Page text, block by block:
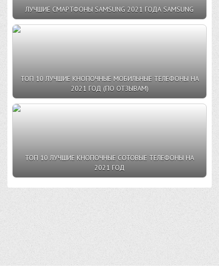
ЛУЧШИЕ СМАРТФОНЫ SAMSUNG 2021 ГОДА SAMSUNG
ТОП 10 ЛУЧШИЕ КНОПОЧНЫЕ МОБИЛЬНЫЕ ТЕЛЕФОНЫ НА
2021 ГОД (ПО ОТЗЫВАМ)
ТОП 10 ЛУЧШИЕ КНОПОЧНЫЕ СОТОВЫЕ ТЕЛЕФОНЫ НА
2021 ГОД